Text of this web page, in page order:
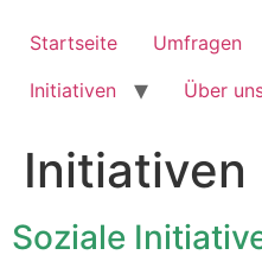
InhaltStartseite Umfragen
Initiativen
Über
Initiativen
Soziale